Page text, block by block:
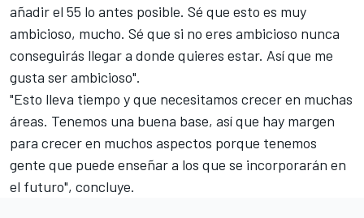
añadir el 55 lo antes posible. Sé que esto es muy
ambicioso, mucho. Sé que si no eres ambicioso nunca
conseguirás llegar a donde quieres estar. Así que me
gusta ser ambicioso".
"Esto lleva tiempo y que necesitamos crecer en muchas
áreas. Tenemos una buena base, así que hay margen
para crecer en muchos aspectos porque tenemos
gente que puede enseñar a los que se incorporarán en
el futuro", concluye.